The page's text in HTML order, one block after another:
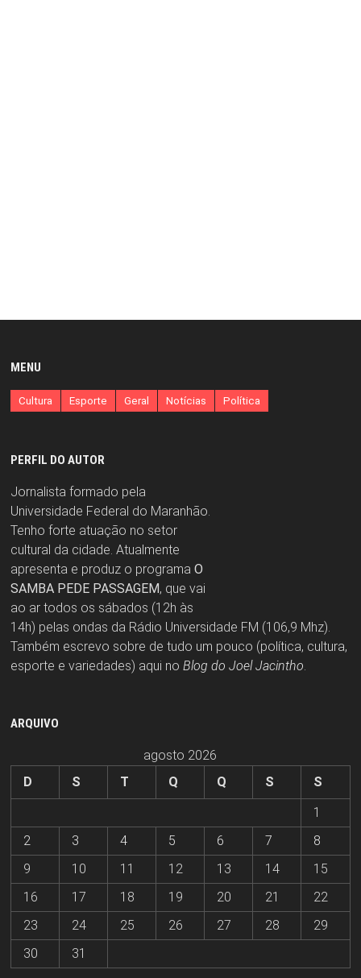
MENU
Cultura Esporte Geral Notícias Política
PERFIL DO AUTOR
Jornalista formado pela
Universidade Federal do Maranhão.
Tenho forte atuação no setor
cultural da cidade. Atualmente
apresenta e produz o programa O
SAMBA PEDE PASSAGEM, que vai
ao ar todos os sábados (12h às
14h) pelas ondas da Rádio Universidade FM (106,9 Mhz).
Também escrevo sobre de tudo um pouco (política, cultura,
esporte e variedades) aqui no Blog do Joel Jacintho
ARQUIVO
agosto 2026
D
S T Q Q S
S
1
2
3 4 5 6 7
8
9
10 11 12 13 14
15
16
17 18 19 20 21
22
23
24 25 26 27 28
29
30
31